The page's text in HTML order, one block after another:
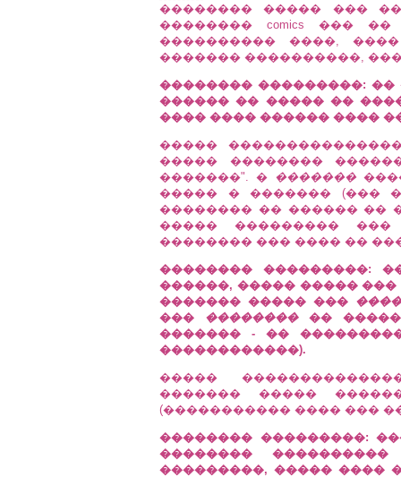
�������� ����� ���
�������� comics ���
���������� ����,
������� ����������,
�������� ���������: ��
������ �� ����� ��
���� ���� ������ ����
�����
����� ��������
�������". � �������
����� � ������� (���
�������� �� ������ ��
����� ���������
�������� ��� ���� ��
�������� ���������:
������, ����� �����
������� ����� ���
��� ����������
������� - ��
������������).
�����
������� �����
(����������� ���� ���
�������� ���������:
��������
���������, ����� ����